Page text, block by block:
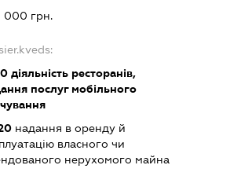
000 грн.
діяльність ресторанів,
послуг мобільного
надання в оренду й
власного чи
нерухомого майна